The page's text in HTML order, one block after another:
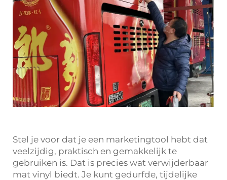
Stel je voor dat je een marketingtool hebt dat
veelzijdig, praktisch en gemakkelijk te
gebruiken is. Dat is precies wat verwijderbaar
mat vinyl biedt. Je kunt gedurfde, tijdelijke